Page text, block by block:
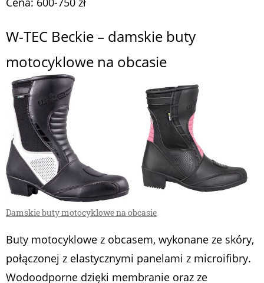
W-TEC Beckie – damskie buty
motocyklowe na obcasie
Damskie buty motocyklowe na obcasie
Buty motocyklowe z obcasem, wykonane ze skóry,
połączonej z elastycznymi panelami z microifibry.
Wodoodporne dzięki membranie oraz ze